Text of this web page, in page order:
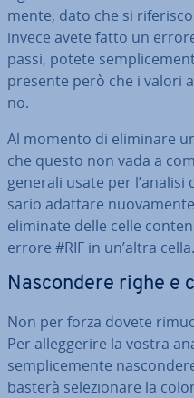
men­te, dato che si
invece avete fatto un
passi, potete
presente però che i valori
no.
Al momento di eliminare
che questo non vada a
generali usate per
sa­rio adattare
eliminate delle celle
errore #RIF in un’altra cella.
Na­scon­de­re righe e
Non per forza dovete
Per al­leg­ge­ri­re la vostra
sem­pli­ce­men­te
basterà se­le­zio­na­re la